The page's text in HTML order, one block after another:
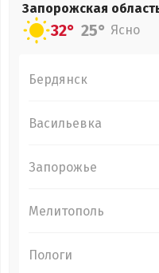
Запорожская
32° 25° Ясно
Бердянск
Васильевка
Запорожье
Мелитополь
Пологи